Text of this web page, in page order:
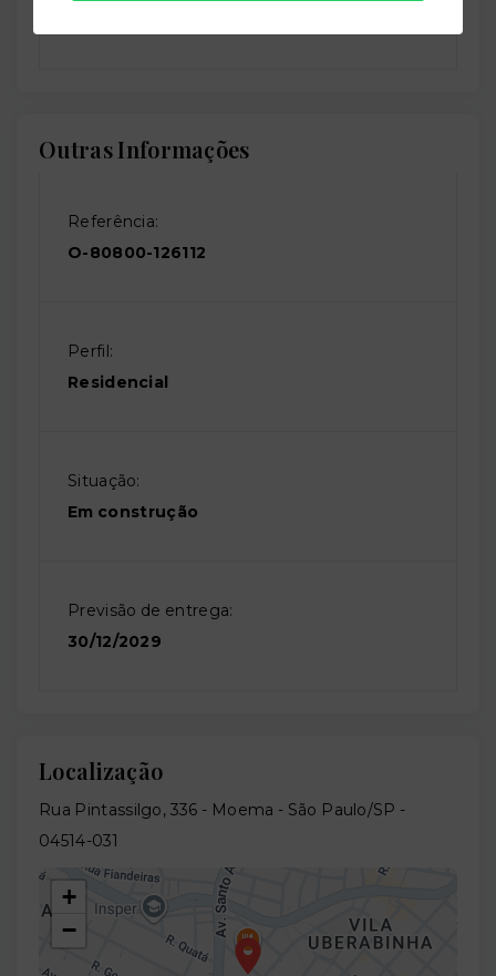
Outras Informações
Referência:
O-80800-126112
Perfil:
Residencial
Situação:
Em construção
Previsão de entrega:
30/12/2029
Localização
Rua Pintassilgo, 336 - Moema - São Paulo/SP -
04514-031
+
−